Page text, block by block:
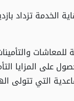
الخدمة تزداد
للمعاشات
على المزايا
التي تتولى